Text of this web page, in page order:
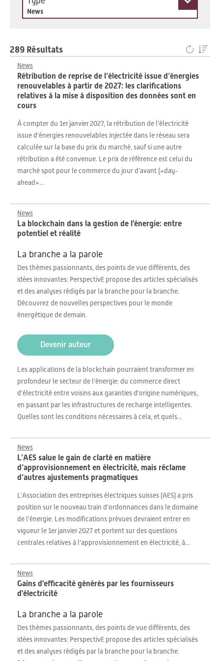
News
289 Résultats
News
Rétribution de reprise de l’électricité issue d’énergies
renouvelables à partir de 2027: les clarifications
relatives à la mise à disposition des données sont en
cours
À compter du 1er janvier 2027, la rétribution de l’électricité
issue d’énergies renouvelables injectée dans le réseau sera
calculée sur la base du prix du marché, sauf si une autre
rétribution a été convenue. Le prix de référence est celui du
marché spot pour le commerce du jour d’avant («day-
ahead»...
News
La blockchain dans la gestion de l'énergie: entre
potentiel et réalité
La branche a la parole
Des thèmes passionnants, des points de vue différents, des
idées innovantes: PerspectivE propose des articles spécialisés
et des analyses rédigés par la branche pour la branche.
Découvrez de nouvelles perspectives pour le monde
énergétique de demain.
Devenir auteur
Les applications de la blockchain pourraient transformer en
profondeur le secteur de l'énergie: du commerce direct
d'électricité entre voisins aux garanties d'origine numériques,
en passant par les infrastructures de recharge intelligentes.
Quelles sont les conditions nécessaires à cela, et quels...
News
L’AES salue le gain de clarté en matière
d’approvisionnement en électricité, mais réclame
d’autres ajustements pragmatiques
L’Association des entreprises électriques suisses (AES) a pris
position sur le nouveau train d’ordonnances dans le domaine
de l’énergie. Les modifications prévues devraient entrer en
vigueur le 1er janvier 2027 et portent sur des questions
centrales relatives à l’approvisionnement en électricité, à...
News
Gains d'efficacité générés par les fournisseurs
d'électricité
La branche a la parole
Des thèmes passionnants, des points de vue différents, des
idées innovantes: PerspectivE propose des articles spécialisés
et des analyses rédigés par la branche pour la branche.